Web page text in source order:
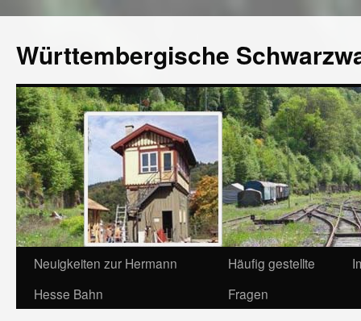
Württembergische
Neuigkeiten zur Hermann
Hesse Bahn
Häufig gestellte
Fragen